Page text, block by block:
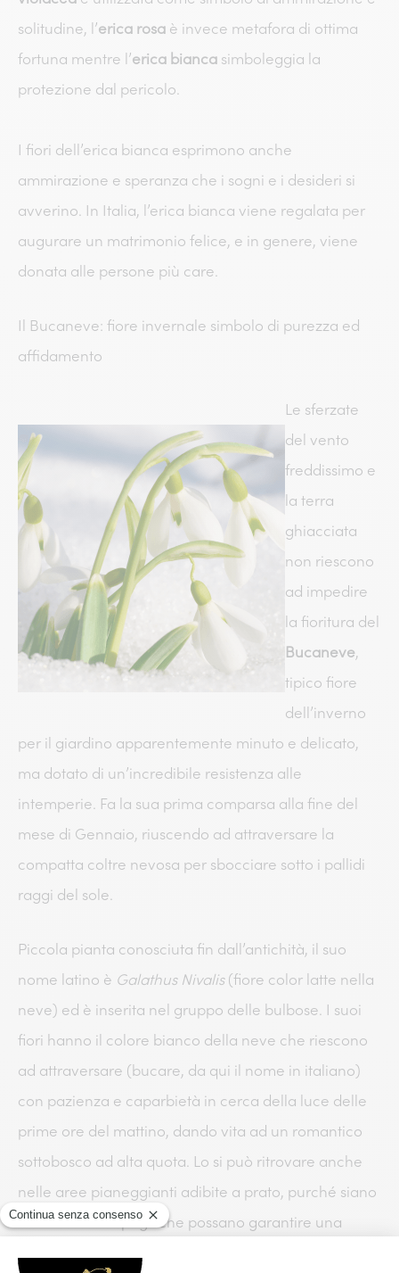
solitudine, l’erica rosa è invece metafora di ottima
fortuna mentre l’erica bianca simboleggia la
protezione dal pericolo.
I fiori dell’erica bianca esprimono anche
ammirazione e speranza che i sogni e i desideri si
avverino. In Italia, l’erica bianca viene regalata per
augurare un matrimonio felice, e in genere, viene
donata alle persone più care.
Il Bucaneve: fiore invernale simbolo di purezza ed
affidamento
Le sferzate
del vento
freddissimo e
la terra
ghiacciata
non riescono
ad impedire
la fioritura del
Bucaneve,
tipico fiore
dell’inverno
per il giardino apparentemente minuto e delicato,
ma dotato di un’incredibile resistenza alle
intemperie. Fa la sua prima comparsa alla fine del
mese di Gennaio, riuscendo ad attraversare la
compatta coltre nevosa per sbocciare sotto i pallidi
raggi del sole.
Piccola pianta conosciuta fin dall’antichità, il suo
nome latino è Galathus Nivalis(fiore color latte nella
neve) ed è inserita nel gruppo delle bulbose. I suoi
fiori hanno il colore bianco della neve che riescono
ad attraversare (bucare, da qui il nome in italiano)
con pazienza e caparbietà in cerca della luce delle
prime ore del mattino, dando vita ad un romantico
sottobosco ad alta quota. Lo si può ritrovare anche
nelle aree pianeggianti adibite a prato, purché siano
a ridosso di cespugli che possano garantire una